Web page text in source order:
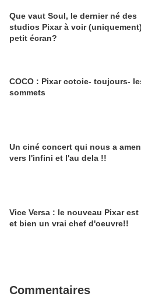
Que vaut Soul, le dernier né des
studios Pixar à voir
petit écran?
COCO : Pixar cotoie- toujours-
sommets
Un ciné concert qui nous a
vers l'infini et l'au dela !!
Vice Versa : le nouveau Pixar est
et bien un vrai chef d'oeuvre!!
Commentaires